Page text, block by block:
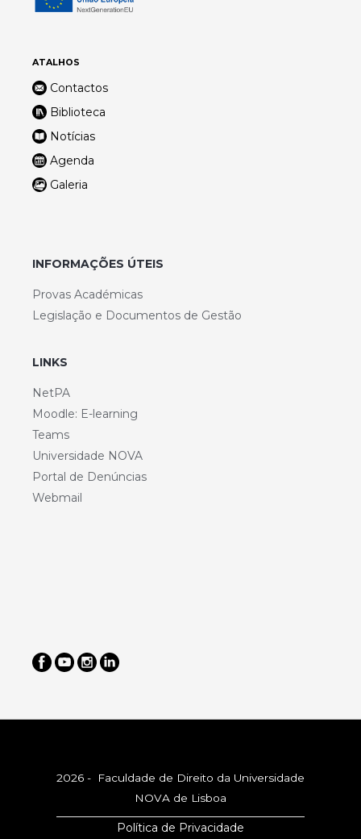
ATALHOS
Contactos
Biblioteca
Notícias
Agenda
Galeria
INFORMAÇÕES ÚTEIS
Provas Académicas
Legislação e Documentos de Gestão
LINKS
NetPA
Moodle: E-learning
Teams
Universidade NOVA
Portal de Denúncias
Webmail
2026 - Faculdade de Direito da Universidade
NOVA de Lisboa
Política de Privacidade